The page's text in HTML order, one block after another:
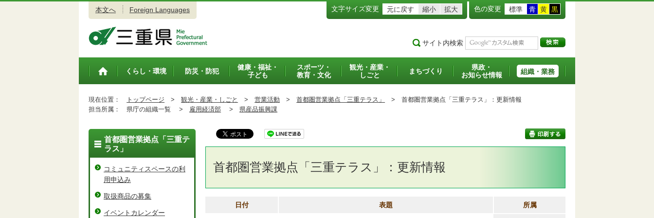
本文へ Foreign Languages 文字サイズ変更 元に戻す 縮小 拡大 色の変更 標準 青 黄 黒
サイト内検索
トップペ
くらし・環境 防災・防犯
健康・福祉・
子ども
スポーツ・
教育・文化
観光・産業・
しごと
まちづくり
県政・
お知らせ情報
組織・業務
現在位置： トップページ > 観光・産業・しごと > 営業活動 > 首都圏営業拠点「三重テラス」 > 首都圏営業拠点「三重テラス」：更新情報
担当所属：
県庁の組織一覧 > 雇用経済部 > 県産品振興課
首都圏営業拠点「三重テラス」：更新情報
日付 表題 所属
首都圏営業拠点「三重テ
ラス」
コミュニティスペースの利
用申込み
取扱商品の募集
イベントカレンダー